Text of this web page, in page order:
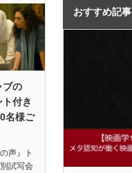
ブの
付き
名様ご
声』ト
試写会
おすすめ記事